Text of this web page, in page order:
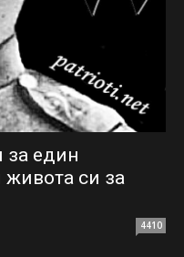
за един
си за
4410